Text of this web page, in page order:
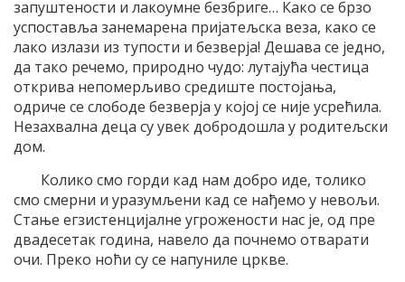
запуштености и лакоумне безбриге… Како се брзо
успоставља занемарена пријатељска веза, како се
лако излази из тупости и безверја! Дешава се једно,
да тако речемо, природно чудо: лутајућа честица
открива непомерљиво средиште постојања,
одриче се слободе безверја у којој се није усрећила.
Незахвална деца су увек добродошла у родитељски
дом.
Колико смо горди кад нам добро иде, толико
смо смерни и уразумљени кад се нађемо у невољи.
Стање егзистенцијалне угрожености нас је, од пре
двадесетак година, навело да почнемо отварати
очи. Преко ноћи су се напуниле цркве.